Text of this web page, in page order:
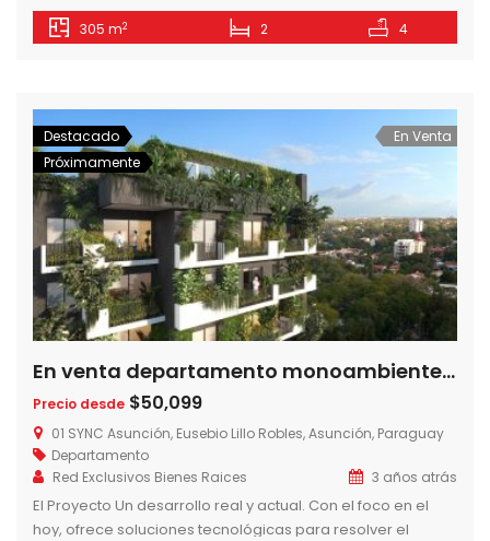
Jade en América Latina, en sociedad con Jimenez Gaona y
Lima, la empresa constructora líder en Paraguay. Un
305 m2 2 4
Destacado
Próximamente
En Venta
En venta departamento monoambiente en Edificio 01 Sync, Villa Morra, Asuncion – Paraguay
Precio desde $50,099
01 SYNC Asunción, Eusebio Lillo Robles, Asunción, Paraguay
Departamento
Red Exclusivos Bienes Raices
3 años atrás
El Proyecto Un desarrollo real y actual. Con el foco en el
hoy, ofrece soluciones tecnológicas para resolver el